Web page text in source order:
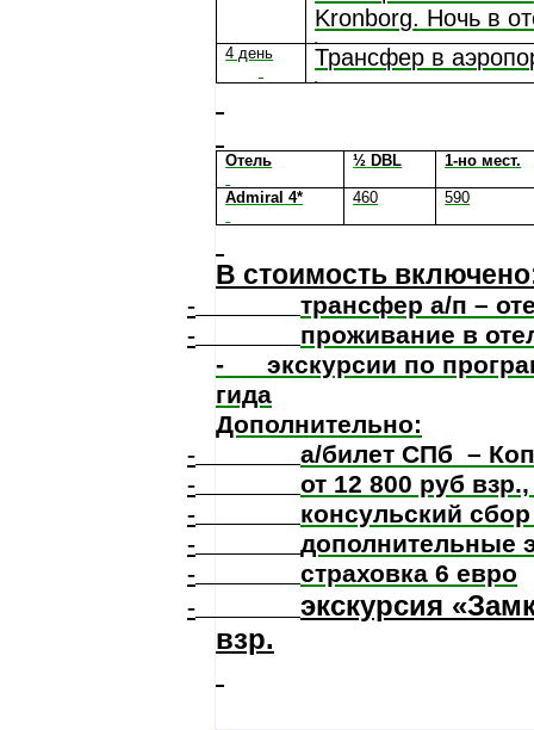
Kronborg. Ночь в
4 день Трансфер в
Отель ½ DBL 1-но мест.
Admiral 4* 460 590
В стоимость
-
трансфер а/п –
-
проживание в
-
экскурсии по
гида
Дополнительно:
-
а/билет СПб –
-
от 12 800 руб
-
консульский
-
дополнительные
-
страховка 6 евро
-
экскурсия
взр.